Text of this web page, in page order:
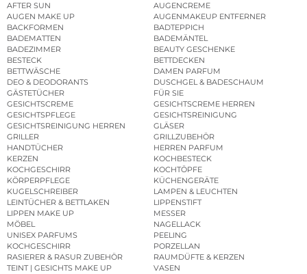
AFTER SUN
AUGENCREME
AUGEN MAKE UP
AUGENMAKEUP ENTFERNER
BACKFORMEN
BADTEPPICH
BADEMATTEN
BADEMÄNTEL
BADEZIMMER
BEAUTY GESCHENKE
BESTECK
BETTDECKEN
BETTWÄSCHE
DAMEN PARFUM
DEO & DEODORANTS
DUSCHGEL & BADESCHAUM
GÄSTETÜCHER
FÜR SIE
GESICHTSCREME
GESICHTSCREME HERREN
GESICHTSPFLEGE
GESICHTSREINIGUNG
GESICHTSREINIGUNG HERREN
GLÄSER
GRILLER
GRILLZUBEHÖR
HANDTÜCHER
HERREN PARFUM
KERZEN
KOCHBESTECK
KOCHGESCHIRR
KOCHTÖPFE
KÖRPERPFLEGE
KÜCHENGERÄTE
KUGELSCHREIBER
LAMPEN & LEUCHTEN
LEINTÜCHER & BETTLAKEN
LIPPENSTIFT
LIPPEN MAKE UP
MESSER
MÖBEL
NAGELLACK
UNISEX PARFUMS
PEELING
KOCHGESCHIRR
PORZELLAN
RASIERER & RASUR ZUBEHÖR
RAUMDÜFTE & KERZEN
TEINT | GESICHTS MAKE UP
VASEN